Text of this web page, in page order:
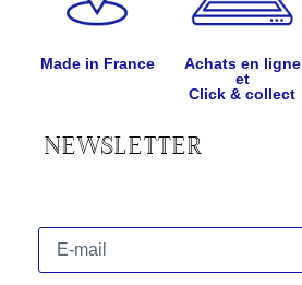
Made in France
Achats en ligne
et
Click & collect
NEWSLETTER